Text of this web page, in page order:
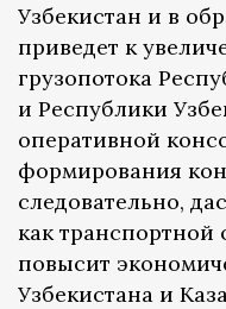
Узбекистан и в
приведет к
грузопотока
и Республики
оперативной
формирования
следовательно,
как транспортной
повысит
Узбекистана и